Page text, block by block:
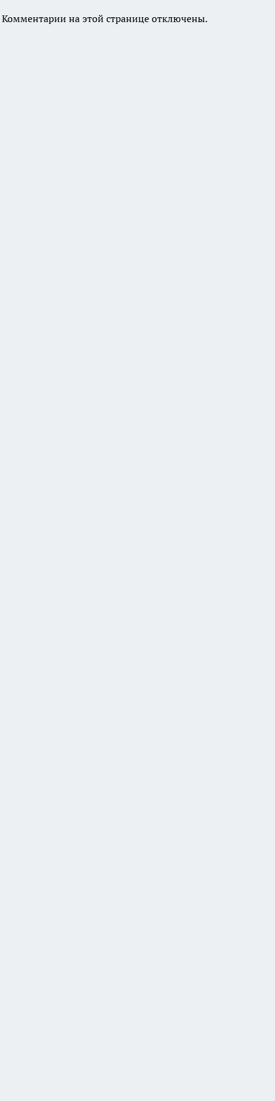
Комментарии на этой странице отключены.